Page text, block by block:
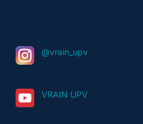
@vrain_upv
VRAIN UPV